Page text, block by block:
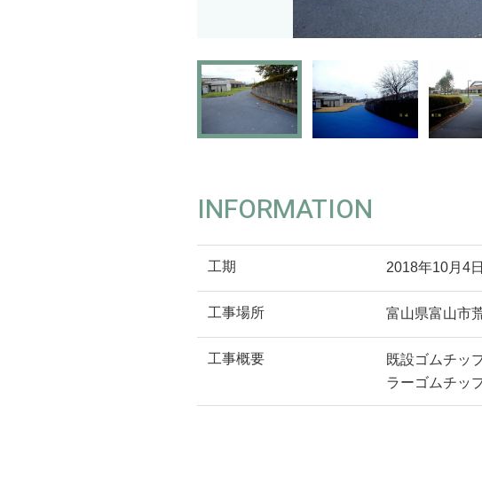
INFORMATION
工期 2018年10月4
工事場所 富山県富山市
工事概要
既設ゴムチッ
ラーゴムチッ